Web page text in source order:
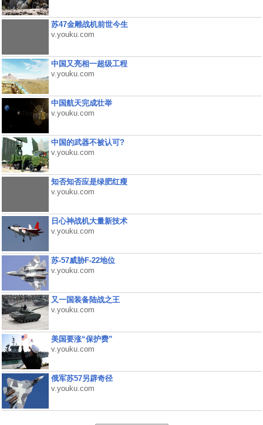
苏47金雕战机前世今生
v.youku.com
中国又亮相一超级工程
v.youku.com
中国航天完成壮举
v.youku.com
中国的武器不被认可?
v.youku.com
知否知否应是绿肥红瘦
v.youku.com
日心神战机大量新技术
v.youku.com
苏-57威胁F-22地位
v.youku.com
又一国装备陆战之王
v.youku.com
美国要涨“保护费”
v.youku.com
俄军苏57另辟奇径
v.youku.com